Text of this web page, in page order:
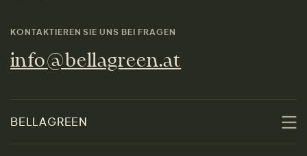
KONTAKTIEREN SIE UNS BEI FRAGEN
info@bellagreen.at
BELLAGREEN